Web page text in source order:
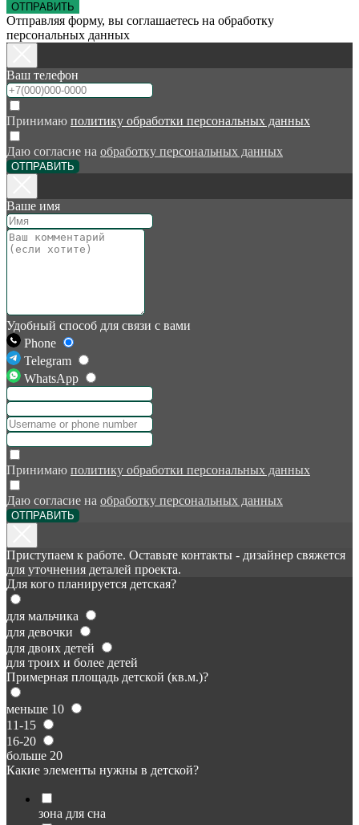
ОТПРАВИТЬ
Отправляя форму, вы соглашаетесь на обработку
персональных данных
Ваш телефон
Принимаю политику обработки персональных данных
Даю согласие на обработку персональных данных
ОТПРАВИТЬ
Ваше имя
Удобный способ для связи с вами
Phone
Telegram
WhatsApp
Принимаю политику обработки персональных данных
Даю согласие на обработку персональных данных
ОТПРАВИТЬ
Приступаем к работе. Оставьте контакты - дизайнер свяжется
для уточнения деталей проекта.
Для кого планируется детская?
для мальчика
для девочки
для двоих детей
для троих и более детей
Примерная площадь детской (кв.м.)?
меньше 10
11-15
16-20
больше 20
Какие элементы нужны в детской?
зона для сна